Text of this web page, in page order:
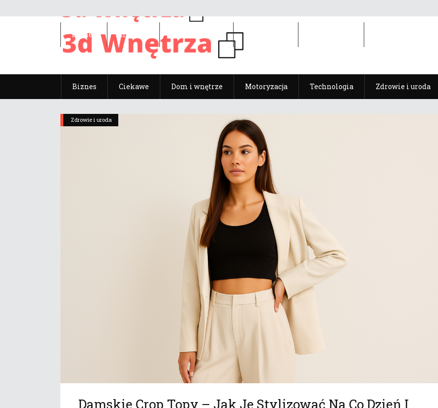
Biznes Ciekawe Dom i wnętrze Motoryzacja Technologia Zdrowie i uroda
Biznes Ciekawe
Zdrowie i uroda
Damskie Crop Topy – Jak Je Stylizować Na Co Dzień I